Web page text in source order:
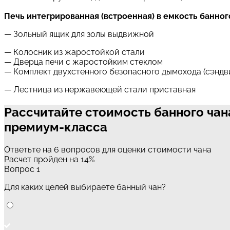
Печь интегрированная (встроенная) в емкость
— Зольный ящик для золы выдвижной
— Колосник из жаростойкой стали
— Дверца печи с жаростойким стеклом
— Комплект двухстенного безопасного дымохода
— Лестница из нержавеющей стали приставная
Рассчитайте стоимость банного
премиум-класса
Ответьте на 6 вопросов для оценки стоимости чана
Расчет пройден на 14%
Вопрос 1
Для каких целей выбираете банный чан?